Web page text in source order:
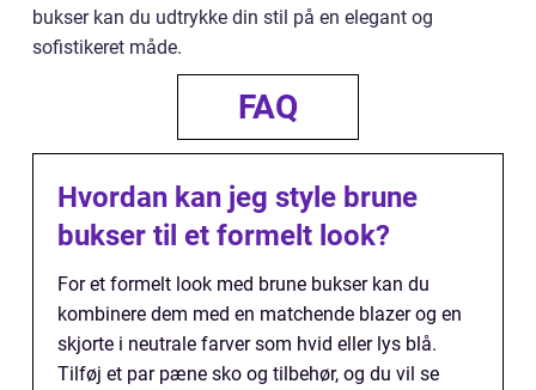
bukser kan du udtrykke din stil på en elegant og
sofistikeret måde.
FAQ
Hvordan kan jeg style brune
bukser til et formelt look?
For et formelt look med brune bukser kan du
kombinere dem med en matchende blazer og en
skjorte i neutrale farver som hvid eller lys blå.
Tilføj et par pæne sko og tilbehør, og du vil se